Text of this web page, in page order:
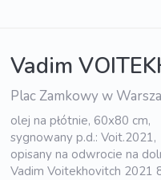
Vadim
Plac Zamkowy w
olej na płótnie, 60x80 cm,
sygnowany p.d.: Voit.2021,
opisany na odwrocie na
Vadim Voitekhovitch 2021